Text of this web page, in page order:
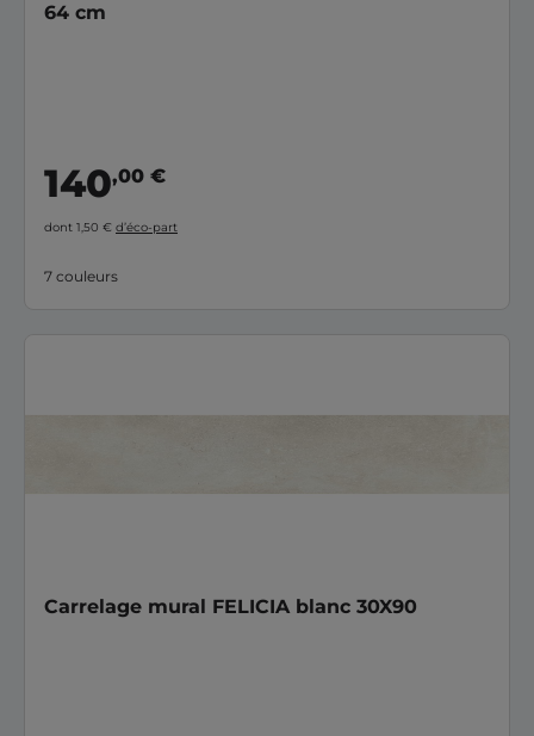
64 cm
140,00 €
dont 1,50 € d’éco-part
7 couleurs
Carrelage mural FELICIA blanc 30X90